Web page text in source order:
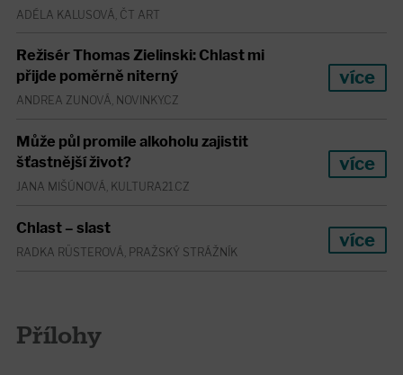
ADÉLA KALUSOVÁ, ČT ART
Režisér Thomas Zielinski: Chlast mi
přijde poměrně niterný
ANDREA ZUNOVÁ, NOVINKY.CZ
více
Může půl promile alkoholu zajistit
šťastnější život?
JANA MIŠÚNOVÁ, KULTURA21.CZ
více
Chlast – slast
RADKA RÜSTEROVÁ, PRAŽSKÝ STRÁŽNÍK
více
Přílohy